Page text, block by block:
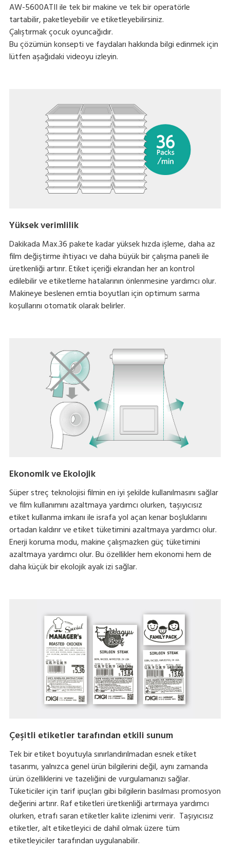
AW-5600ATII ile tek bir makine ve tek bir operatörle
tartabilir, paketleyebilir ve etiketleyebilirsiniz.
Çalıştırmak çocuk oyuncağıdır.
Bu çözümün konsepti ve faydaları hakkında bilgi edinmek için
lütfen aşağıdaki videoyu izleyin.
Yüksek verimlilik
Dakikada Max.36 pakete kadar yüksek hızda işleme, daha az
film değiştirme ihtiyacı ve daha büyük bir çalışma paneli ile
üretkenliği artırır. Etiket içeriği ekrandan her an kontrol
edilebilir ve etiketleme hatalarının önlenmesine yardımcı olur.
Makineye beslenen emtia boyutları için optimum sarma
koşullarını otomatik olarak belirler.
Ekonomik ve Ekolojik
Süper streç teknolojisi filmin en iyi şekilde kullanılmasını sağlar
ve film kullanımını azaltmaya yardımcı olurken, taşıyıcısız
etiket kullanma imkanı ile israfa yol açan kenar boşluklarını
ortadan kaldırır ve etiket tüketimini azaltmaya yardımcı olur.
Enerji koruma modu, makine çalışmazken güç tüketimini
azaltmaya yardımcı olur. Bu özellikler hem ekonomi hem de
daha küçük bir ekolojik ayak izi sağlar.
Çeşitli etiketler tarafından etkili sunum
Tek bir etiket boyutuyla sınırlandırılmadan esnek etiket
tasarımı, yalnızca genel ürün bilgilerini değil, aynı zamanda
ürün özelliklerini ve tazeliğini de vurgulamanızı sağlar.
Tüketiciler için tarif ipuçları gibi bilgilerin basılması promosyon
değerini artırır. Raf etiketleri üretkenliği artırmaya yardımcı
olurken, etrafı saran etiketler kalite izlenimi verir. Taşıyıcısız
etiketler, alt etiketleyici de dahil olmak üzere tüm
etiketleyiciler tarafından uygulanabilir.